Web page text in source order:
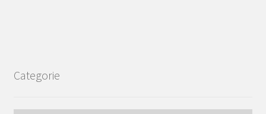
Categorie